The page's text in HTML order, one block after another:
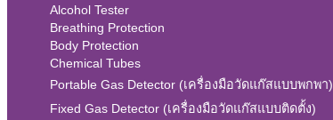
Alcohol Tester
Breathing Protection
Body Protection
Chemical Tubes
Portable Gas Detector (เครื่องมือวัดแก๊สแบบพกพา)
Fixed Gas Detector (เครื่องมือวัดแก๊สแบบติดตั้ง)